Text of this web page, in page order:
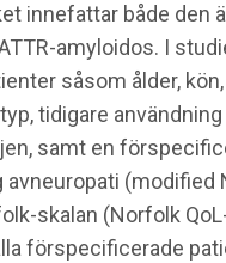
innefattar både den
amyloidos. I
såsom ålder,
tidigare
samt en
skalan (Norfolk
förspecificerade